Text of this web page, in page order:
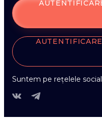
Suntem pe rețelele